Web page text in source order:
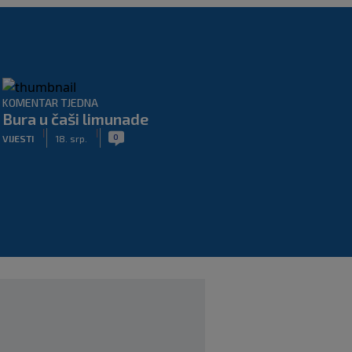
KOMENTAR TJEDNA
Bura u čaši limunade
VIJESTI
|
18. srp.
| 0